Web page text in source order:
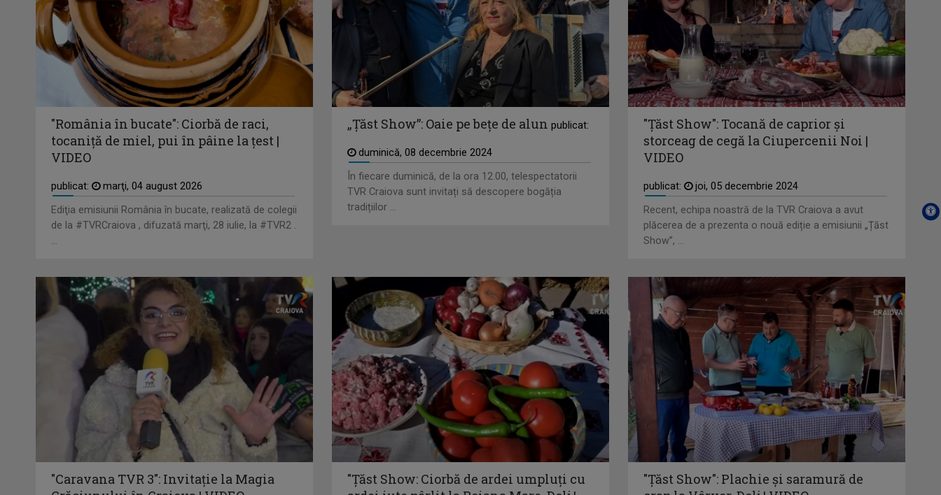
LUIZA PARASCHIVU
Din iulie 2022, face parte din echipa ...
SIMONA CARAULEANU
La TVR Craiova a venit în anul 2002 şi a
fost ...
Regional".
ANDRADA COJOCARU
Andrada Cojocaru a absolvit Facultatea
de ...
SIMONA MUȘUROI
Lucrează la TVR Craiova încă de când
era ...
"România în bucate": Ciorbă de raci,
tocaniţă de miel, pui în pâine la ţest |
VIDEO
publicat:
marţi, 04 august 2026
Ediţia emisiunii România în bucate, realizată de colegii
de la #TVRCraiova , difuzată marţi, 28 iulie, la #TVR2 .
...
„Țăst Show”: Oaie pe bețe de alun publicat:
duminică, 08 decembrie 2024
În fiecare duminică, de la ora 12.00, telespectatorii
TVR Craiova sunt invitați să descopere bogăția
tradițiilor ...
"Țăst Show": Tocană de caprior și
storceag de cegă la Ciupercenii Noi |
VIDEO
publicat:
joi, 05 decembrie 2024
Recent, echipa noastră de la TVR Craiova a avut
plăcerea de a prezenta o nouă ediție a emisiunii „Țăst
Show”, ...
"Caravana TVR 3": Invitație la Magia
"Țăst Show: Ciorbă de ardei umpluți cu
"Țăst Show": Plachie și saramură de